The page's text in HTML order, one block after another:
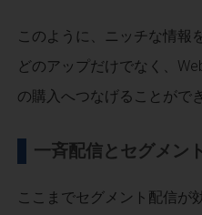
このように、ニッチな情報
どのアップだけでなく、
の購入へつなげることがで
一斉配信とセグメン
ここまでセグメント配信が